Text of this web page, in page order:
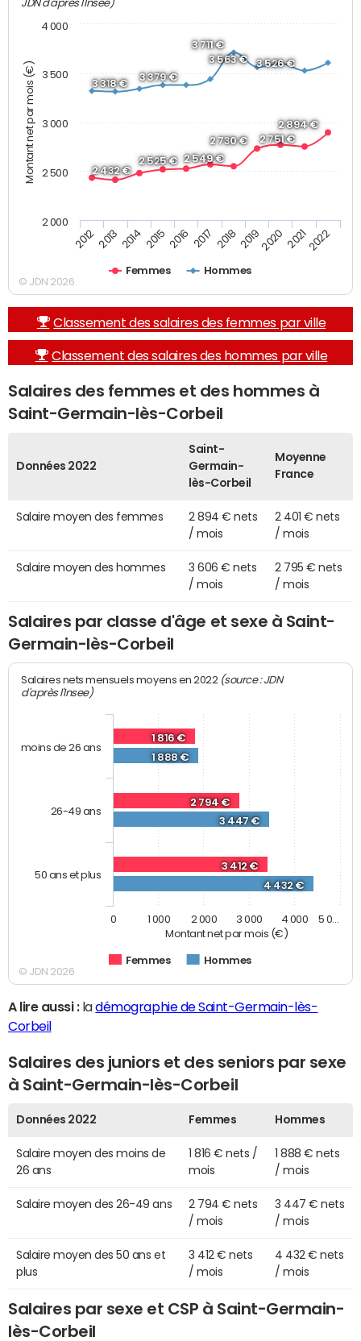
Montant net par mois (€) 2 432 €
2 525 € 2 549 €
2 730 € 2 751 €
2 894 €
3 318 €
3 379 €
3 711 €
3 563 €
3 526 €
Femmes Hommes
2012 2013 2014 2015 2016 2017 2018 20192020 20212022
2 000
2 500
3 000
3 500
4 000
© JDN 2026
Classement des salaires des femmes par ville
Classement des salaires des hommes par ville
Salaires des femmes et des hommes à
Saint-Germain-lès-Corbeil
Données 2022
Saint-
Germain-
lès-Corbeil
Moyenne
France
Salaire moyen des femmes
2 894 € nets
/ mois
2 401 € nets
/ mois
Salaire moyen des hommes
3 606 € nets
/ mois
2 795 € nets
/ mois
Salaires par classe d'âge et sexe à Saint-
Germain-lès-Corbeil
Montant net par mois (€)
Salaires nets mensuels moyens en 2022 (source : JDN
d'après l'Insee)
1 816 €
2 794 €
3 412 €
1 888 €
3 447 €
4 432 €
Femmes Hommes
moins de 26 ans
26-49 ans
50 ans et plus
0 1 000 2 000 3 000 4 000 5 0…
© JDN 2026
A lire aussi :ladémographie de Saint-Germain-lès-
Corbeil
Salaires des juniors et des seniors par sexe
à Saint-Germain-lès-Corbeil
Données 2022 Femmes Hommes
Salaire moyen des moins de
26 ans
1 816 € nets /
mois
1 888 € nets
/ mois
Salaire moyen des 26-49 ans
2 794 € nets
/ mois
3 447 € nets
/ mois
Salaire moyen des 50 ans et
plus
3 412 € nets
/ mois
4 432 € nets
/ mois
Salaires par sexe et CSP à Saint-Germain-
lès-Corbeil